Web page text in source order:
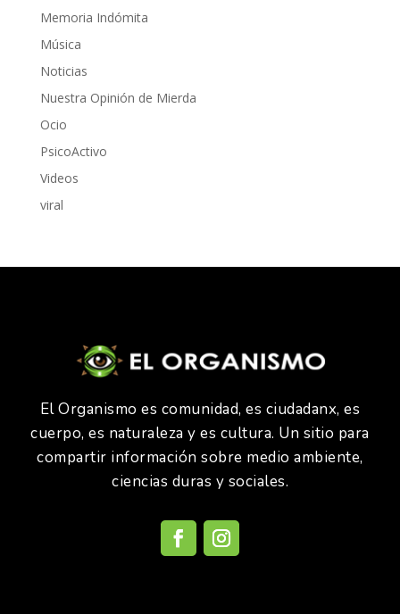
Memoria Indómita
Música
Noticias
Nuestra Opinión de Mierda
Ocio
PsicoActivo
Videos
viral
El Organismo es comunidad, es ciudadanx, es
cuerpo, es naturaleza y es cultura. Un sitio para
compartir información sobre medio ambiente,
ciencias duras y sociales.